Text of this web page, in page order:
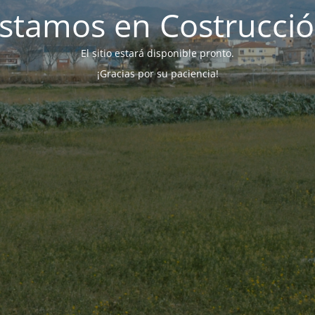
en
El sitio estará disponible pronto.
¡Gracias por su paciencia!